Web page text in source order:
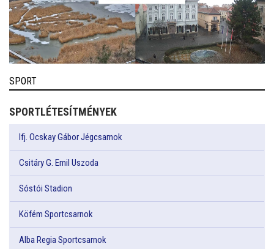
SPORT
SPORTLÉTESÍTMÉNYEK
Ifj. Ocskay Gábor Jégcsarnok
Csitáry G. Emil Uszoda
Sóstói Stadion
Köfém Sportcsarnok
Alba Regia Sportcsarnok